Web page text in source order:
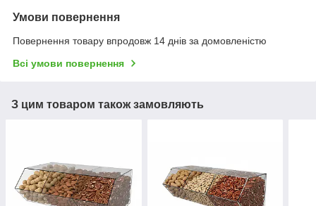
Умови повернення
Повернення товару впродовж 14 днів за домовленістю
Всі умови повернення
З цим товаром також замовляють